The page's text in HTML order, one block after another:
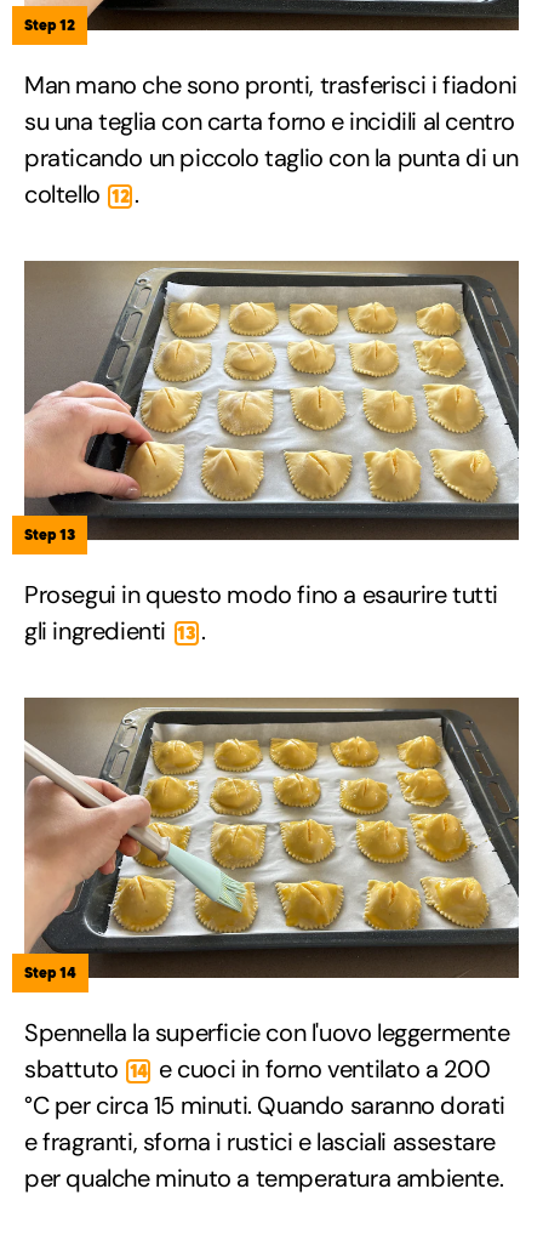
Step 12
Man mano che sono pronti, trasferisci i fiadoni
su una teglia con carta forno e incidili al centro
praticando un piccolo taglio con la punta di un
coltello 12 .
Step 13
Prosegui in questo modo fino a esaurire tutti
gli ingredienti 13 .
Step 14
Spennella la superficie con l'uovo leggermente
sbattuto 14 e cuoci in forno ventilato a 200
°C per circa 15 minuti. Quando saranno dorati
e fragranti, sforna i rustici e lasciali assestare
per qualche minuto a temperatura ambiente.